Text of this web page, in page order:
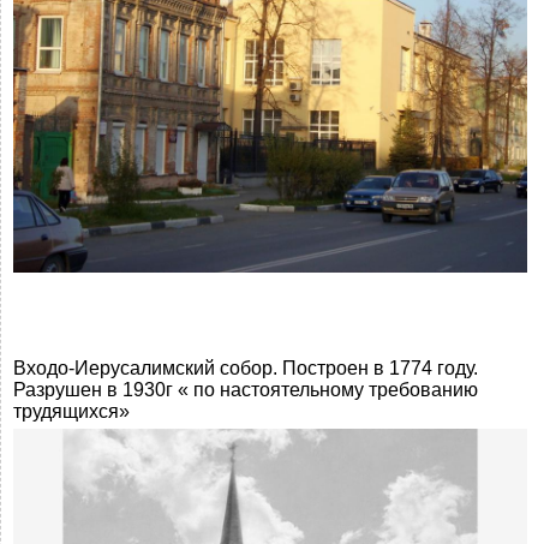
Входо-Иерусалимский собор. Построен в 1774 году.
Разрушен в 1930г « по настоятельному требованию
трудящихся»